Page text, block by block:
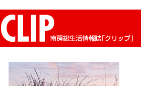
CLIP南房総生活情報誌「クリップ」